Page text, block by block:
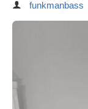
funkmanbass